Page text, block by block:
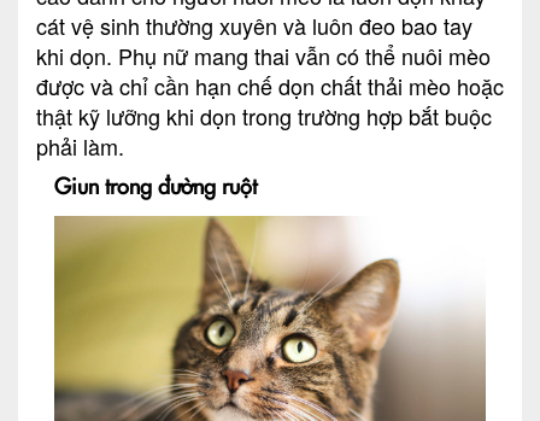
cát vệ sinh thường xuyên và luôn đeo bao tay
khi dọn. Phụ nữ mang thai vẫn có thể nuôi mèo
được và chỉ cần hạn chế dọn chất thải mèo hoặc
thật kỹ lưỡng khi dọn trong trường hợp bắt buộc
phải làm.
Giun trong đường ruột